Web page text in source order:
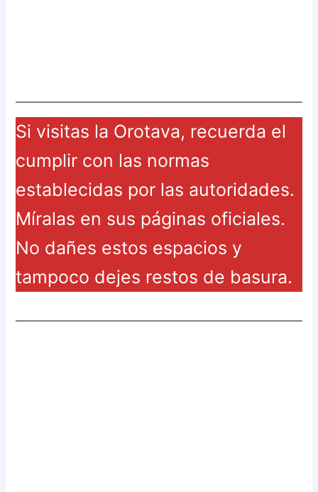
Si visitas la Orotava, recuerda el
cumplir con las normas
establecidas por las autoridades.
Míralas en sus páginas oficiales.
No dañes estos espacios y
tampoco dejes restos de basura.